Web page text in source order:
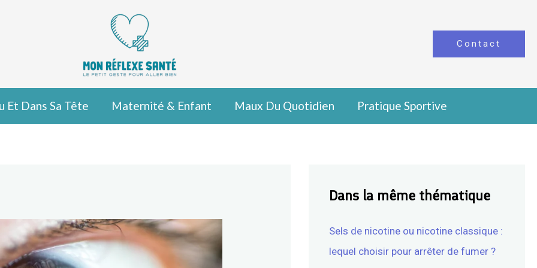
Contact
Et Dans Sa Tête Maternité & Enfant Maux Du Quotidien Pratique Sportive
Dans la même thématique
Sels de nicotine ou nicotine classique :
lequel choisir pour arrêter de fumer ?